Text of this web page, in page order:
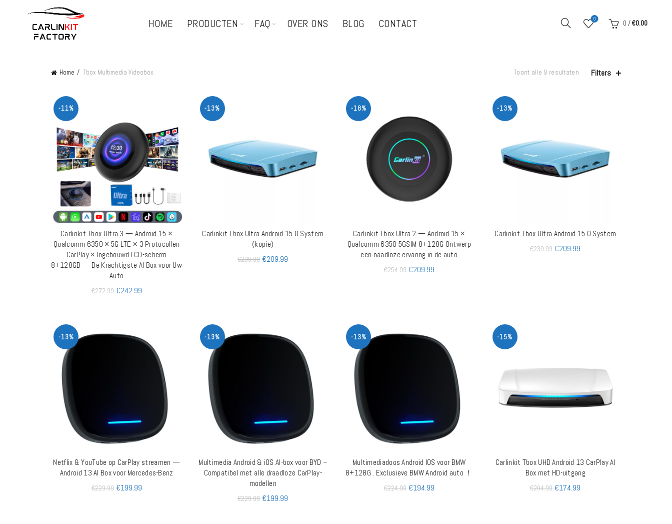
HOME PRODUCTEN FAQ OVER ONS BLOG CONTACT 0
0 / €0.00
Home Tbox Multimedia Videobox Toont alle 9 resultaten Filters
-11%
TOEVOEGEN AAN WINKELWAGEN
Carlinkit Tbox Ultra 3 — Android 15 ×
Qualcomm 6350 × 5G LTE × 3 Protocollen
CarPlay × Ingebouwd LCD-scherm
8+128GB — De Krachtigste AI Box voor Uw
Auto
€272.99 €242.99
-13%
TOEVOEGEN AAN WINKELWAGEN
Carlinkit Tbox Ultra Android 15.0 System
(kopie)
€239.99 €209.99
-18%
TOEVOEGEN AAN WINKELWAGEN
Carlinkit Tbox Ultra 2 — Android 15 ×
Qualcomm 6350 5GSIM 8+128G Ontwerp
een naadloze ervaring in de auto
€254.99 €209.99
-13%
TOEVOEGEN AAN WINKELWAGEN
Carlinkit Tbox Ultra Android 15.0 System
€239.99 €209.99
-13%
TOEVOEGEN AAN WINKELWAGEN
Netflix & YouTube op CarPlay streamen —
Android 13 AI Box voor Mercedes-Benz
€229.99 €199.99
-13%
TOEVOEGEN AAN WINKELWAGEN
Multimedia Android & iOS AI-box voor BYD –
Compatibel met alle draadloze CarPlay-
modellen
€229.99 €199.99
-13%
TOEVOEGEN AAN WINKELWAGEN
Multimediadoos Android IOS voor BMW
8+128G . Exclusieve BMW Android auto ！
€224.99 €194.99
-15%
TOEVOEGEN AAN WINKELWAGEN
Carlinkit Tbox UHD Android 13 CarPlay AI
Box met HD-uitgang
€204.99 €174.99